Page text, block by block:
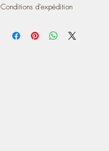
Conditions d'expédition
création, elle sera expédiée en